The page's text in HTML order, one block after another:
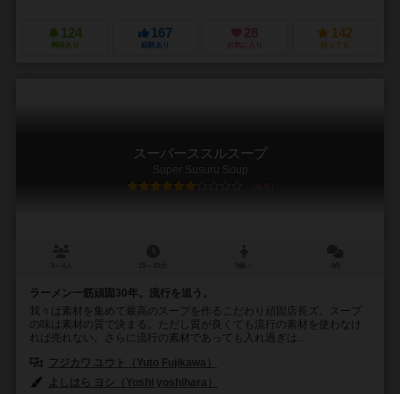
124
興味あり
167
経験あり
28
お気に入り
142
持ってる
スーパーススルスープ
Super Susuru Soup
6.0
ラーメン一筋頑固30年。流行を追う。
我々は素材を集めて最高のスープを作るこだわり頑固店長ズ。スープ
の味は素材の質で決まる。ただし質が良くても流行の素材を使わなけ
れば売れない。さらに流行の素材であっても入れ過ぎは...
フジカワ ユウト（Yuto Fujikawa）
よしはら ヨシ（Yoshi yoshihara）